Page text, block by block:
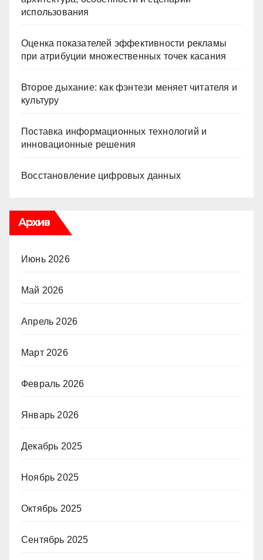
использования
Оценка показателей эффективности рекламы
при атрибуции множественных точек касания
Второе дыхание: как фэнтези меняет читателя и
культуру
Поставка информационных технологий и
инновационные решения
Восстановление цифровых данных
Архив
Июнь 2026
Май 2026
Апрель 2026
Март 2026
Февраль 2026
Январь 2026
Декабрь 2025
Ноябрь 2025
Октябрь 2025
Сентябрь 2025